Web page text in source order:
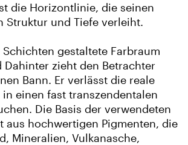
die Horizontlinie, die seinen
Struktur und Tiefe verleiht.
gestaltete Farbraum
Dahinter zieht den Betrachter
Bann. Er verlässt die reale
einen fast transzendentalen
Die Basis der verwendeten
aus hochwertigen Pigmenten, die
Mineralien, Vulkanasche,